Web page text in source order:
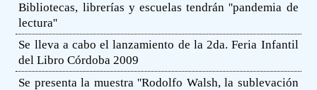
Bibliotecas, librerías y escuelas tendrán ''pandemia de
lectura''
Se lleva a cabo el lanzamiento de la 2da. Feria Infantil
del Libro Córdoba 2009
Se presenta la muestra ''Rodolfo Walsh, la sublevación